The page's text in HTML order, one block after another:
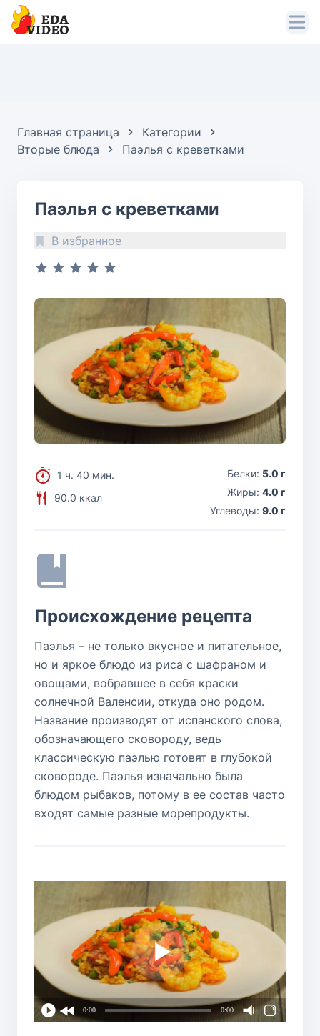
Главная страница
Категории
Вторые блюда
Паэлья с креветками
Паэлья с креветками
В избранное
1 ч. 40 мин.
90.0 ккал
Белки: 5.0 г
Жиры: 4.0 г
Углеводы: 9.0 г
Происхождение рецепта
Паэлья – не только вкусное и питательное,
но и яркое блюдо из риса с шафраном и
овощами, вобравшее в себя краски
солнечной Валенсии, откуда оно родом.
Название производят от испанского слова,
обозначающего сковороду, ведь
классическую паэлью готовят в глубокой
сковороде. Паэлья изначально была
блюдом рыбаков, потому в ее состав часто
входят самые разные морепродукты.
0:00 0:00